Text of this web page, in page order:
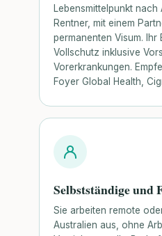
Lebensmittelpunkt nach
Rentner, mit einem
permanenten Visum.
Vollschutz inklusive
Vorerkrankungen.
Foyer Global Health,
Selbstständige und
Sie arbeiten remote
Australien aus, ohne